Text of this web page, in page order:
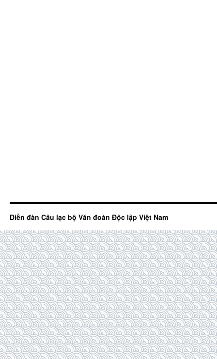
Diễn đàn Câu lạc bộ Văn đoàn Độc lập Việt Nam